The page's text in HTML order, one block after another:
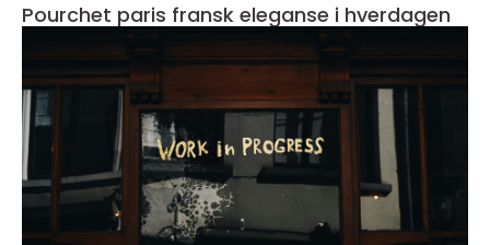
Pourchet paris fransk eleganse i hverdagen